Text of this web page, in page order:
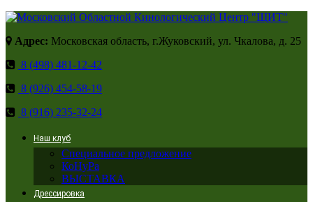
Адрес: Московская область, г.Жуковский, ул. Чкалова, д. 25
8 (498) 481-12-42
8 (926) 454-58-19
8 (916) 235-32-24
Наш клуб
Специальное предложение
КоНуРа
ВЫСТАВКА
Дрессировка